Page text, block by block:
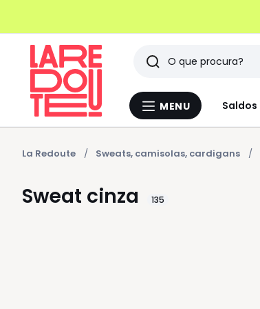
Menu
MENU Saldos
Pesquisar
Últimos
artigos
vistos
La Redoute Sweats, camisolas, cardigans
Sweat cinza 135